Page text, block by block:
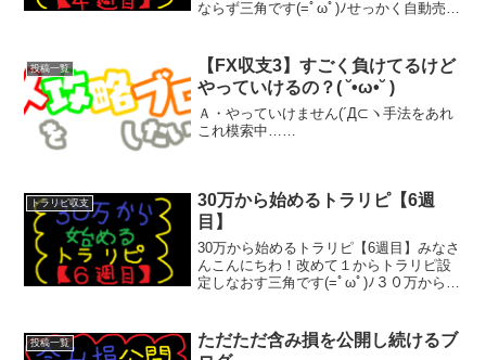
ならず三角です(=ﾟωﾟ)ﾉせっかく自動売買
こんなもんでしょう。トラリピで月利4
パ...
投稿一覧
【FX収支3】すごく負けてるけど
やっていけるの？( ˘•ω•˘ )
Ａ・やっていけません(´Д⊂ヽ手法をあれ
これ模索中……
トラリピ収支
30万から始めるトラリピ【6週
目】
30万から始めるトラリピ【6週目】みなさ
んこんにちわ！改めて１からトラリピ設
定しなおす三角です(=ﾟωﾟ)ﾉ３０万から始
リピにて運用していきます。とはいって
も全部トラリ...
投稿一覧
ただただ含み損を公開し続けるブ